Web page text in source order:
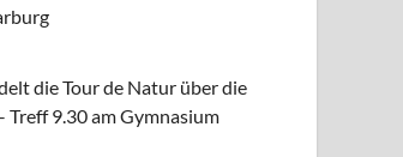
die Tour de Natur über die
Treff 9.30 am Gymnasium